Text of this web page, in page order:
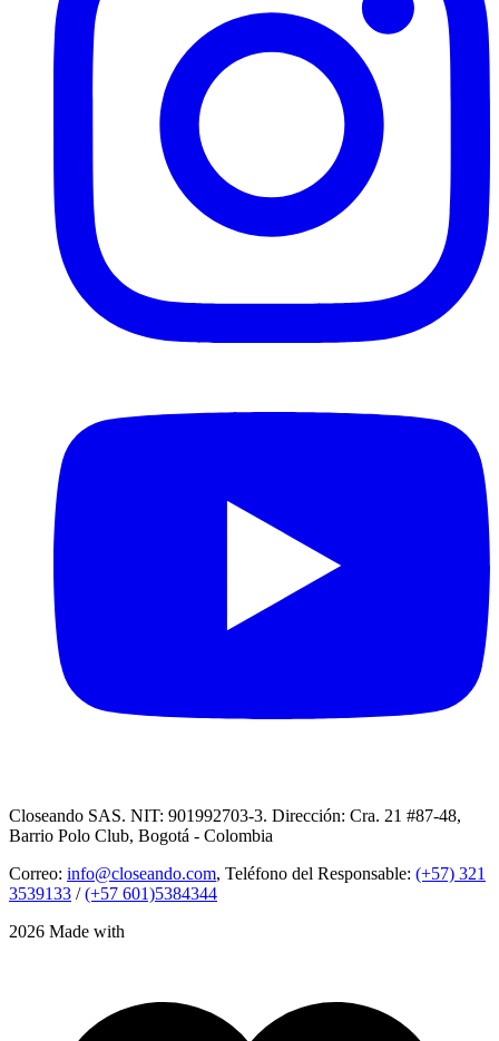
Closeando SAS. NIT: 901992703-3. Dirección: Cra. 21 #87-48,
Barrio Polo Club, Bogotá - Colombia
Correo: info@closeando.com, Teléfono del Responsable: (+57) 321
3539133 /(+57 601)5384344
2026 Made with